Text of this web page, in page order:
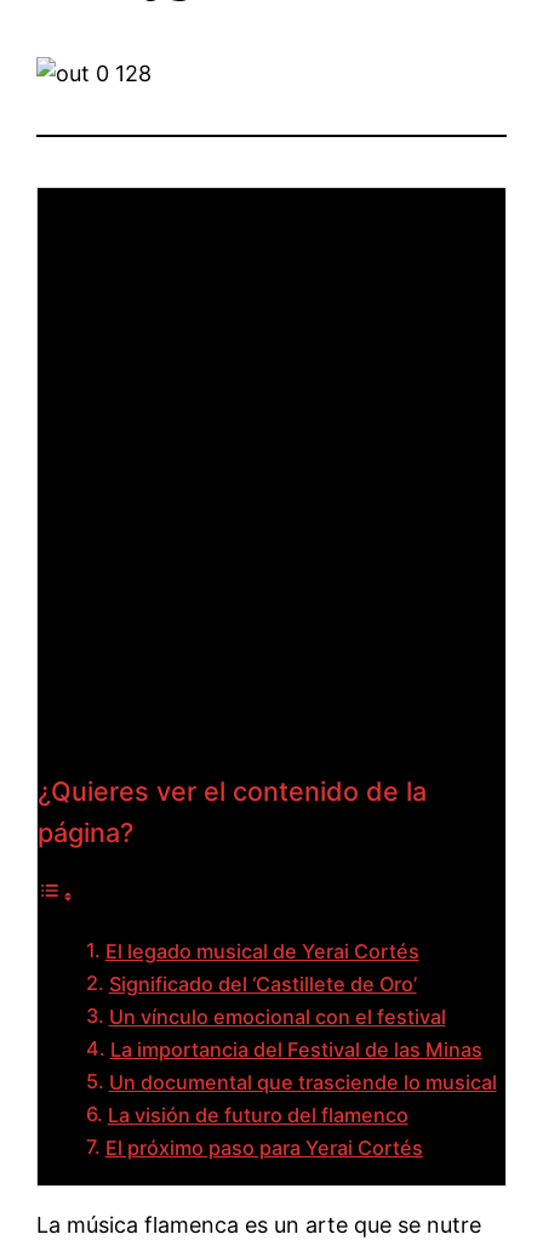
¿Quieres ver el contenido de la
página?
El legado musical de Yerai Cortés
Significado del ‘Castillete de Oro’
Un vínculo emocional con el festival
La importancia del Festival de las Minas
Un documental que trasciende lo musical
La visión de futuro del flamenco
El próximo paso para Yerai Cortés
La música flamenca es un arte que se nutre